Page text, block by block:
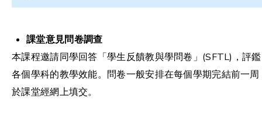
課堂意見問卷調查
本課程邀請同學回答「學生反饋教與學問卷」(SFTL)，評鑑
各個學科的教學效能。問卷一般安排在每個學期完結前一周
於課堂經網上填交。